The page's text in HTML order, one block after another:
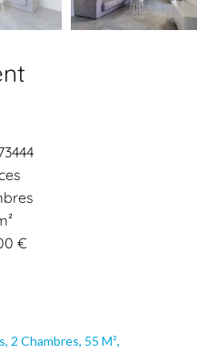
€
2 Chambres, 55 M²,